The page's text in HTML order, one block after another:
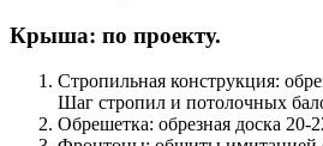
Крыша: по проекту.
Стропильная конструкция:
Шаг стропил и потолочных
Обрешетка: обрезная доска 20-